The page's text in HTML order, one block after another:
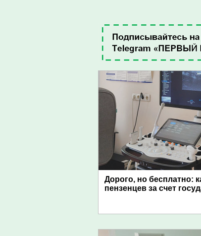
Дорого, но бесплатно:
пензенцев за счет